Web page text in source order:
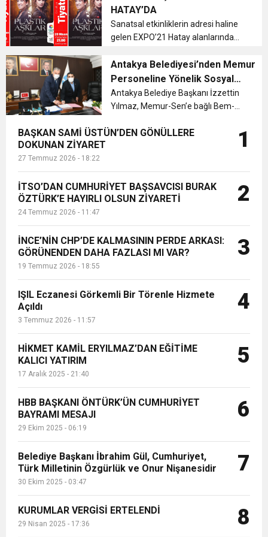
Cumhuriyet, Türk Milletinin Özgürlük
ve Onur Nişanesidir
6:19 HBB BAŞKANI ÖNTÜRK’ÜN
CUMHURİYET BAYRAMI MESAJI
17:36 KURUMLAR VERGİSİ ERTELENDİ
1:00 İTSO İŞ-KUR SGK TOPLANTI
DUYURUSU
21:40 CEYLANDERE’DE BAŞKAN EMRAH
KARAÇAY’A SEVGİ SELİ
18:22 BAŞKAN SAMİ ÜSTÜN’DEN
HATAY’DA
Sanatsal etkinliklerin adresi haline
gelen EXPO’21 Hatay alanlarında
sanatseverlerle buluşmaya devam
ediyor....
Antakya Belediyesi’nden Memur
Personeline Yönelik Sosyal
Denge Tazminatı Sözleşmesi
BAŞKAN YILMAZ; SÖZLEŞME
HAYIRLI VE UĞURLU OLSUN
Antakya Belediye Başkanı İzzettin
Yılmaz, Memur-Sen’e bağlı Bem-
kapsayan sosyal denge tazminatı
BAŞKAN SAMİ ÜSTÜN’DEN GÖNÜLLERE
DOKUNAN ZİYARET
27 Temmuz 2026 - 18:22
1
İTSO’DAN CUMHURİYET BAŞSAVCISI BURAK
ÖZTÜRK’E HAYIRLI OLSUN ZİYARETİ
24 Temmuz 2026 - 11:47
2
İNCE’NİN CHP’DE KALMASININ PERDE ARKASI:
GÖRÜNENDEN DAHA FAZLASI MI VAR?
19 Temmuz 2026 - 18:55
3
IŞIL Eczanesi Görkemli Bir Törenle Hizmete
Açıldı
3 Temmuz 2026 - 11:57
4
HİKMET KAMİL ERYILMAZ’DAN EĞİTİME
KALICI YATIRIM
17 Aralık 2025 - 21:40
5
HBB BAŞKANI ÖNTÜRK’ÜN CUMHURİYET
BAYRAMI MESAJI
29 Ekim 2025 - 06:19
6
Belediye Başkanı İbrahim Gül, Cumhuriyet,
Türk Milletinin Özgürlük ve Onur Nişanesidir
30 Ekim 2025 - 03:47
7
KURUMLAR VERGİSİ ERTELENDİ
29 Nisan 2025 - 17:36 8